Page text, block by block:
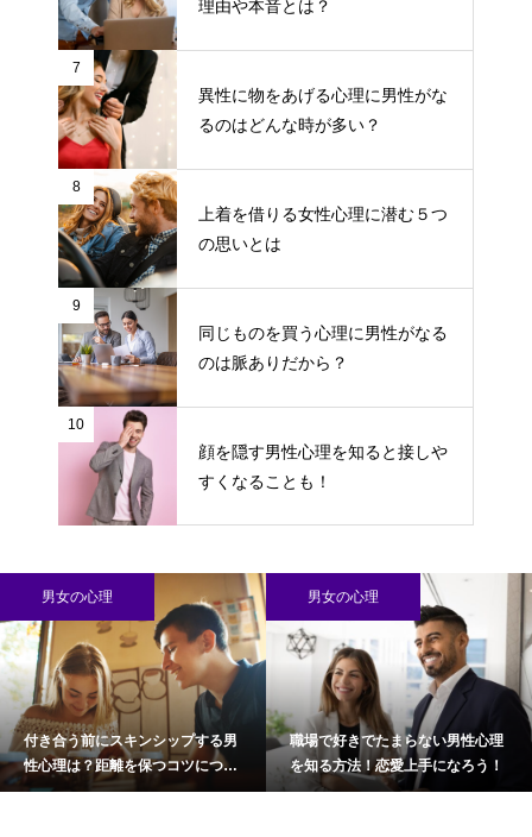
理由や本音とは？
7
異性に物をあげる心理に男性がな
るのはどんな時が多い？
8
上着を借りる女性心理に潜む５つ
の思いとは
9
同じものを買う心理に男性がなる
のは脈ありだから？
10
顔を隠す男性心理を知ると接しや
すくなることも！
男女の心理
付き合う前にスキンシップする男
性心理は？距離を保つコツについ
て
男女の心理
職場で好きでたまらない男性心理
を知る方法！恋愛上手になろう！